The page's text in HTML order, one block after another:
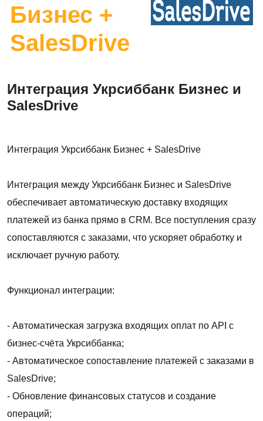
Бизнес +
SalesDrive
Интеграция Укрсиббанк Бизнес и
SalesDrive
Интеграция Укрсиббанк Бизнес + SalesDrive
Интеграция между Укрсиббанк Бизнес и SalesDrive
обеспечивает автоматическую доставку входящих
платежей из банка прямо в CRM. Все поступления сразу
сопоставляются с заказами, что ускоряет обработку и
исключает ручную работу.
Функционал интеграции:
- Автоматическая загрузка входящих оплат по API с
бизнес-счёта Укрсиббанка;
- Автоматическое сопоставление платежей с заказами в
SalesDrive;
- Обновление финансовых статусов и создание
операций;